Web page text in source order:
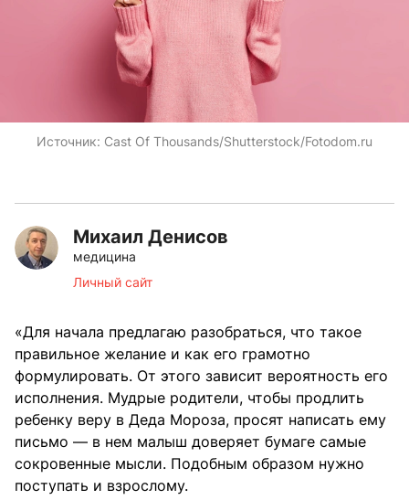
Источник: Cast Of Thousands/Shutterstock/Fotodom.ru
Михаил Денисов
медицина
Личный сайт
«Для начала предлагаю разобраться, что такое
правильное желание и как его грамотно
формулировать. От этого зависит вероятность его
исполнения. Мудрые родители, чтобы продлить
ребенку веру в Деда Мороза, просят написать ему
письмо — в нем малыш доверяет бумаге самые
сокровенные мысли. Подобным образом нужно
поступать и взрослому.